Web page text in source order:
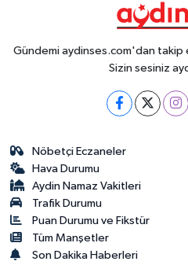
Gündemi aydinses.com'dan takip
Sizin sesiniz
Nöbetçi Eczaneler
Hava Durumu
Aydin Namaz Vakitleri
Trafik Durumu
Puan Durumu ve Fikstür
Tüm Manşetler
Son Dakika Haberleri